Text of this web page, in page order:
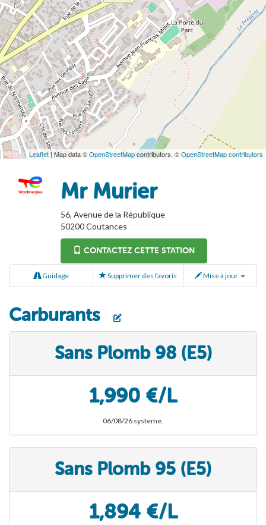
Leaflet| Map data ©OpenStreetMapcontributors, ©OpenStreetMap contributors
Mr Murier
56, Avenue de la République
50200Coutances
CONTACTEZ CETTE STATION
Guidage Supprimer des favoris Mise à jour
Carburants
Sans Plomb 98 (E5)
1,990 €/L
06/08/26 systeme.
Sans Plomb 95 (E5)
1,894 €/L